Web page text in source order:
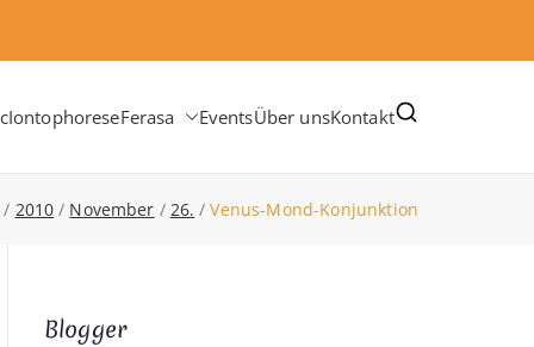
IontophoreseFerasa EventsÜber unsKontakt
2010 November 26. Venus-Mond-Konjunktion
Blogger